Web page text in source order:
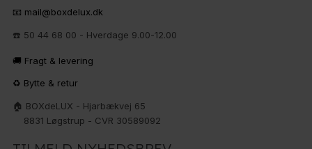
📧 mail@boxdelux.dk
☎️ 50 44 68 00 - Hverdage 9.00-12.00
🚚 Fragt & levering
♻️ Bytte & retur
🏠 BOXdeLUX - Hjarbækvej 65
8831 Løgstrup - CVR 30589092